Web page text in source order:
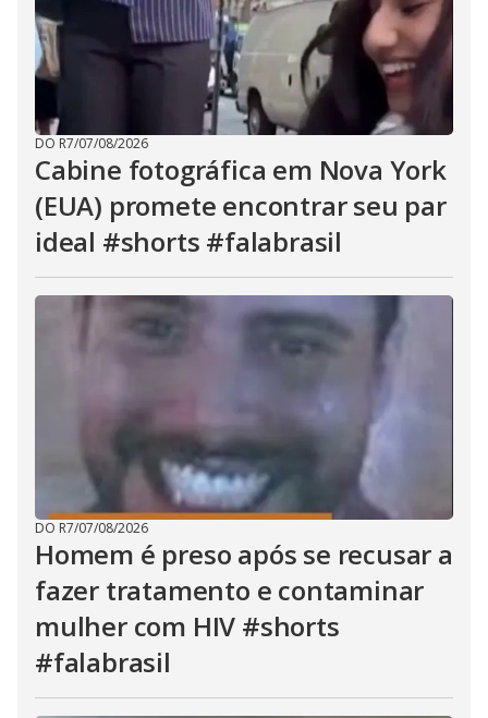
DO R7/07/08/2026
Cabine fotográfica em Nova York
(EUA) promete encontrar seu par
ideal #shorts #falabrasil
DO R7/07/08/2026
Homem é preso após se recusar a
fazer tratamento e contaminar
mulher com HIV #shorts
#falabrasil